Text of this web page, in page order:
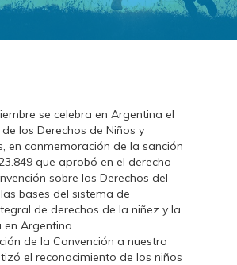
se celebra en Argentina el
los Derechos de Niños y
en conmemoración de la sanción
que aprobó en el derecho
sobre los Derechos del
bases del sistema de
de derechos de la niñez y la
en Argentina.
de la Convención a nuestro
el reconocimiento de los niños